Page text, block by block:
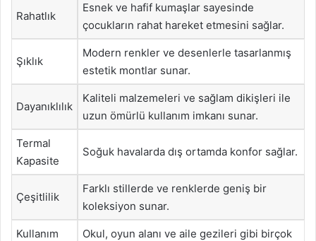
Rahatlık
Esnek ve hafif kumaşlar sayesinde
çocukların rahat hareket etmesini sağlar.
Şıklık
Modern renkler ve desenlerle tasarlanmış
estetik montlar sunar.
Dayanıklılık
Kaliteli malzemeleri ve sağlam dikişleri ile
uzun ömürlü kullanım imkanı sunar.
Termal
Kapasite
Soğuk havalarda dış ortamda konfor sağlar.
Çeşitlilik
Farklı stillerde ve renklerde geniş bir
koleksiyon sunar.
Kullanım
Okul, oyun alanı ve aile gezileri gibi birçok